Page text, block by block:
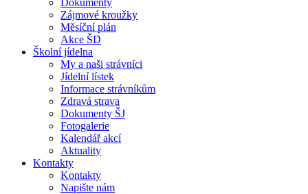
Dokumenty
Zájmové kroužky
Měsíční plán
Akce ŠD
Školní jídelna
My a naši strávníci
Jídelní lístek
Informace strávníkům
Zdravá strava
Dokumenty ŠJ
Fotogalerie
Kalendář akcí
Aktuality
Kontakty
Kontakty
Napište nám